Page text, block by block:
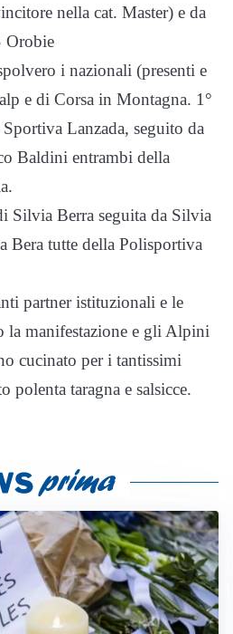
nella cat. Master) e da
Orobie
i nazionali (presenti e
e di Corsa in Montagna. 1°
Lanzada, seguito da
Baldini entrambi della
Silvia Berra seguita da Silvia
Bera tutte della Polisportiva
partner istituzionali e le
la manifestazione e gli Alpini
cucinato per i tantissimi
polenta taragna e salsicce.